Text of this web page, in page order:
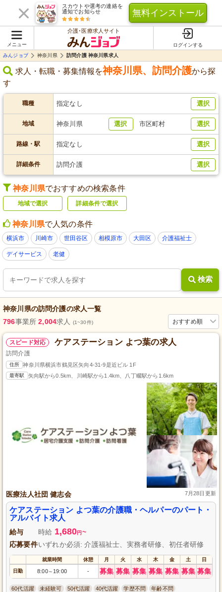
スカウトや選考の連絡を
通知でお知らせ
無料インストール
メニュー
介護･医療求人サイト
ログインする
みんジョブ
神奈川県 訪問介護 神奈川県求人
求人・転職・募集情報を神奈川県、 訪問介護から探
す
職種 指定なし 選択
地域 神奈川県 選択 市区町村 選択
路線・駅 指定なし 選択
詳細条件 訪問介護 選択
神奈川県でおすすめの検索条件
地域で選択 詳細条件で選択
神奈川県で人気の条件
横浜市 川崎市 世田谷区 相模原市 大田区 介護福祉士
デイサービス 老健
検索
神奈川県の訪問介護の求人一覧
おすすめ順
796事業所 2,004求人 (1~30件)
スピード対応 ケアステーション よつ葉の求人
訪問介護
住所 神奈川県横浜市鶴見区矢向4-31-9是近ビル 1F
最寄駅 矢向駅から0.5km、川崎駅から1.4km、八丁畷駅から1.6km
医療法人社団 健志会 7月28日更新
ケアステーション よつ葉の介護職・ヘルパーのパート・
アルバイト求人
給与 時給 1,680円 ~
応募要件いずれか必須: 介護福祉士、実務者研修、初任者研修
就業時間 休憩 月 火 水 木 金 土 日
日勤 8:00～ 19:00 - 募集 募集 募集 募集 募集 募集 募集
60代活躍 未経験可 50代活躍 40代活躍 学歴不問 年齢不問